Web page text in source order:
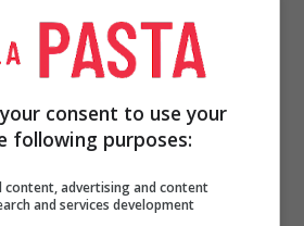
consent to use your
following purposes:
content, advertising and content
and services development